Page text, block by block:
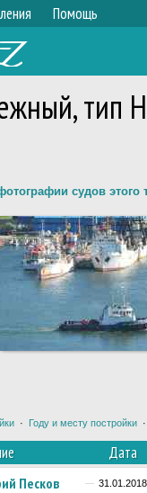
Помощь
тип
судов этого
· Году и месту постройки
Дата
Песков 31.01.2018